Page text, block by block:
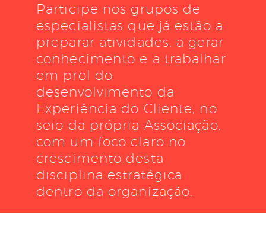
Participe nos grupos de
especialistas que já estão a
preparar atividades, a gerar
conhecimento e a trabalhar
em prol do
desenvolvimento da
Experiência do Cliente, no
seio da própria Associação,
com um foco claro no
crescimento desta
disciplina estratégica
dentro da organização.